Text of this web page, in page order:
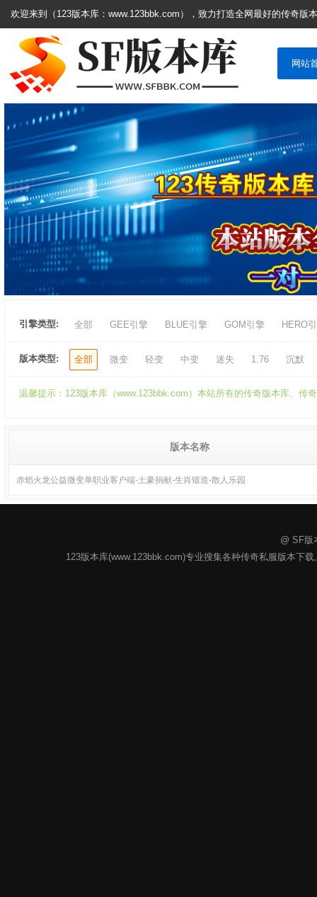
欢迎来到（123版本库：www.123bbk.com），致力打造全网最好的传奇版
网站
引擎类型: 全部 GEE引擎 BLUE引擎 GOM引擎 HERO
版本类型: 全部 微变 轻变 中变 迷失 1.76 沉默
温馨提示：123版本库（www.123bbk.com）本站所有的传奇版本库、
版本名称
赤焰火龙公益微变单职业客户端-土豪捐献-生肖锻造-散人乐园
@ SF
123版本库(www.123bbk.com)专业搜集各种传奇私服版本下